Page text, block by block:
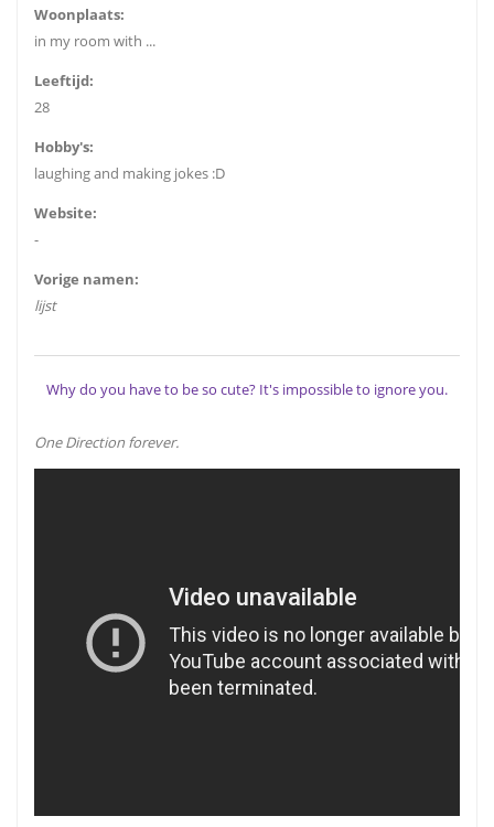
Woonplaats:
in my room with ...
Leeftijd:
28
Hobby's:
laughing and making jokes :D
Website:
-
Vorige namen:
lijst
Why do you have to be so cute? It's impossible to ignore you.
One Direction forever.